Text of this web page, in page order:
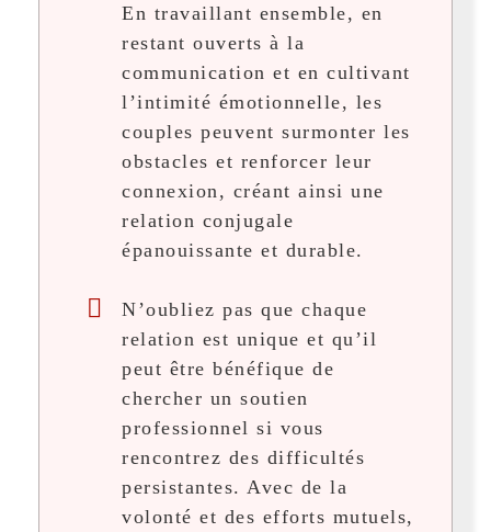
En travaillant ensemble, en
restant ouverts à la
communication et en cultivant
l’intimité émotionnelle, les
couples peuvent surmonter les
obstacles et renforcer leur
connexion, créant ainsi une
relation conjugale
épanouissante et durable.
N’oubliez pas que chaque
relation est unique et qu’il
peut être bénéfique de
chercher un soutien
professionnel si vous
rencontrez des difficultés
persistantes. Avec de la
volonté et des efforts mutuels,